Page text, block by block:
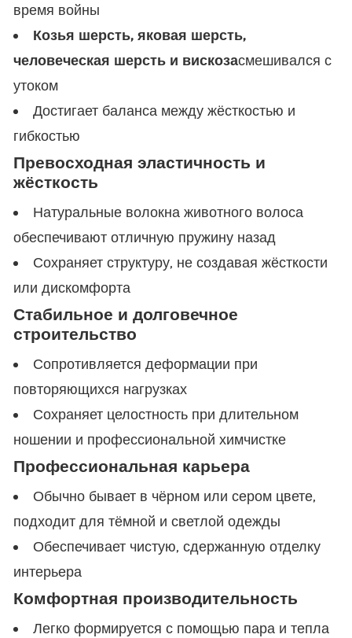
время войны
Козья шерсть, яковая шерсть,
человеческая шерсть и вискозасмешивался с
утоком
Достигает баланса между жёсткостью и
гибкостью
Превосходная эластичность и
жёсткость
Натуральные волокна животного волоса
обеспечивают отличную пружину назад
Сохраняет структуру, не создавая жёсткости
или дискомфорта
Стабильное и долговечное
строительство
Сопротивляется деформации при
повторяющихся нагрузках
Сохраняет целостность при длительном
ношении и профессиональной химчистке
Профессиональная карьера
Обычно бывает в чёрном или сером цвете,
подходит для тёмной и светлой одежды
Обеспечивает чистую, сдержанную отделку
интерьера
Комфортная производительность
Легко формируется с помощью пара и тепла